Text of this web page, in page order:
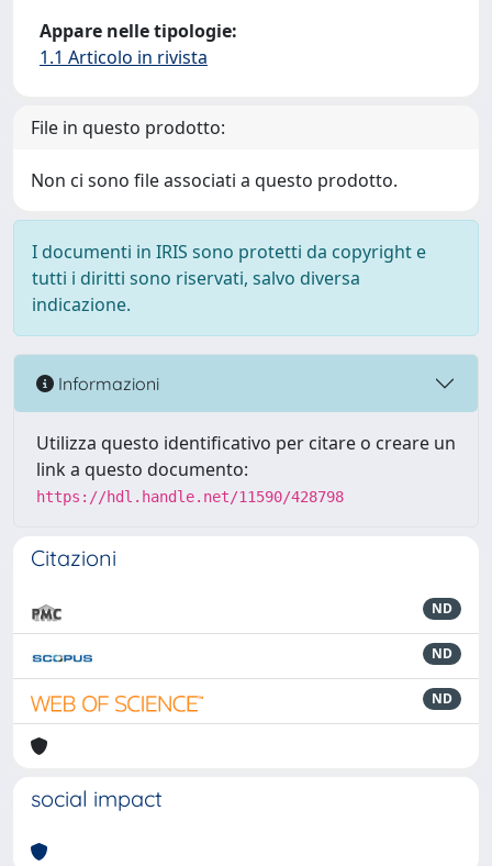
Appare nelle tipologie:
1.1 Articolo in rivista
File in questo prodotto:
Non ci sono file associati a questo prodotto.
I documenti in IRIS sono protetti da copyright e
tutti i diritti sono riservati, salvo diversa
indicazione.
Informazioni
Utilizza questo identificativo per citare o creare un
link a questo documento:
https://hdl.handle.net/11590/428798
Citazioni
ND
ND
ND
social impact